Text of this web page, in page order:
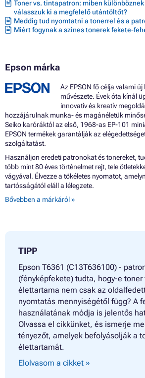
Patron EPSON STYLUS PRO WT7900
Patron EPSON STYLUS PRO WT7900 SERIES
Toner vs. tintapatron: miben
válasszuk ki a megfelelő utántöltőt?
Meddig tud nyomtatni a tonerrel és a
Miért fogynak a színes tonerek fekete-
Epson márka
Az EPSON fő célja valami
művészete. Évek óta kínál
innovatív és kreatív
hozzájárulnak munka- és magánéletük
Seiko karóráktól az első, 1968-as EP-101
EPSON termékek garantálják az
szolgáltatást.
Használjon eredeti patronokat és tonereket,
több mint 80 éves történelmet rejt, tele
vágyával. Élvezze a tökéletes nyomatot,
tartósságától eláll a lélegzete.
Bővebben a márkáról »
TIPP
Epson T6361 (C13T636100) -
(fényképfekete) tudta, hogy-e toner
élettartama nem csak az
nyomtatás mennyiségétől függ? A
használatának módja is jelentős
Olvassa el cikkünket, és ismerje
tényezőt, amelyek befolyásolják a
élettartamát.
Elolvasom a cikket »